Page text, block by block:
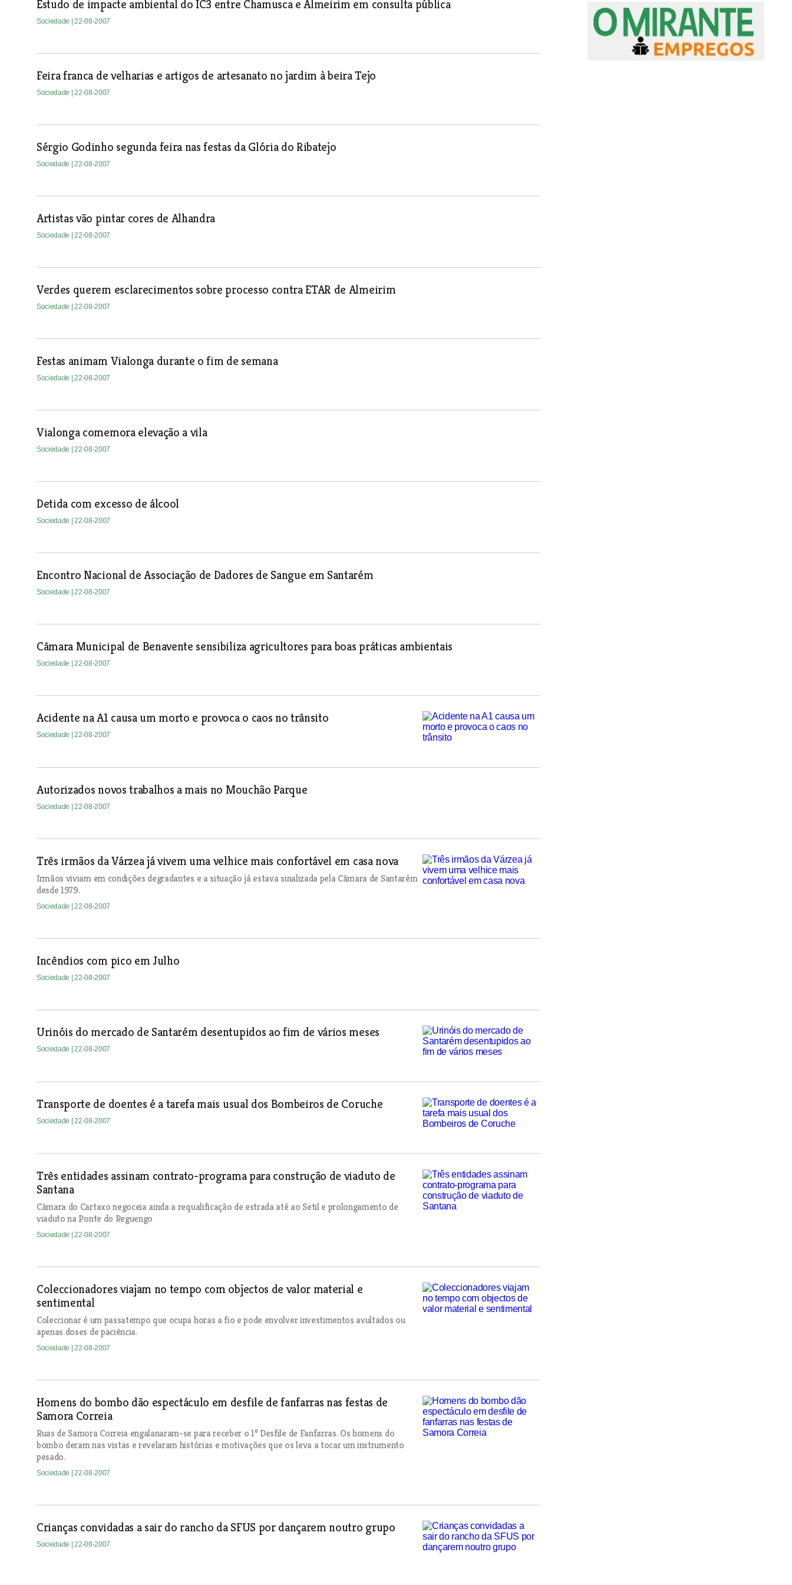
Estudo de impacte ambiental do IC3 entre Chamusca e Almeirim em consulta pública
Sociedade | 22-08-2007
Feira franca de velharias e artigos de artesanato no jardim à beira Tejo
Sociedade | 22-08-2007
Sérgio Godinho segunda feira nas festas da Glória do Ribatejo
Sociedade | 22-08-2007
Artistas vão pintar cores de Alhandra
Sociedade | 22-08-2007
Verdes querem esclarecimentos sobre processo contra ETAR de Almeirim
Sociedade | 22-08-2007
Festas animam Vialonga durante o fim de semana
Sociedade | 22-08-2007
Vialonga comemora elevação a vila
Sociedade | 22-08-2007
Detida com excesso de álcool
Sociedade | 22-08-2007
Encontro Nacional de Associação de Dadores de Sangue em Santarém
Sociedade | 22-08-2007
Câmara Municipal de Benavente sensibiliza agricultores para boas práticas ambientais
Sociedade | 22-08-2007
Acidente na A1 causa um morto e provoca o caos no trânsito
Sociedade | 22-08-2007
Autorizados novos trabalhos a mais no Mouchão Parque
Sociedade | 22-08-2007
Três irmãos da Várzea já vivem uma velhice mais confortável em casa nova
Irmãos viviam em condições degradantes e a situação já estava sinalizada pela Câmara de Santarém
desde 1979.
Sociedade | 22-08-2007
Incêndios com pico em Julho
Sociedade | 22-08-2007
Urinóis do mercado de Santarém desentupidos ao fim de vários meses
Sociedade | 22-08-2007
Transporte de doentes é a tarefa mais usual dos Bombeiros de Coruche
Sociedade | 22-08-2007
Três entidades assinam contrato-programa para construção de viaduto de
Santana
Câmara do Cartaxo negoceia ainda a requalificação de estrada até ao Setil e prolongamento de
viaduto na Ponte do Reguengo
Sociedade | 22-08-2007
Coleccionadores viajam no tempo com objectos de valor material e
sentimental
Coleccionar é um passatempo que ocupa horas a fio e pode envolver investimentos avultados ou
apenas doses de paciência.
Sociedade | 22-08-2007
Homens do bombo dão espectáculo em desfile de fanfarras nas festas de
Samora Correia
Ruas de Samora Correia engalanaram-se para receber o 1º Desfile de Fanfarras. Os homens do
bombo deram nas vistas e revelaram histórias e motivações que os leva a tocar um instrumento
pesado.
Sociedade | 22-08-2007
Crianças convidadas a sair do rancho da SFUS por dançarem noutro grupo
Sociedade | 22-08-2007